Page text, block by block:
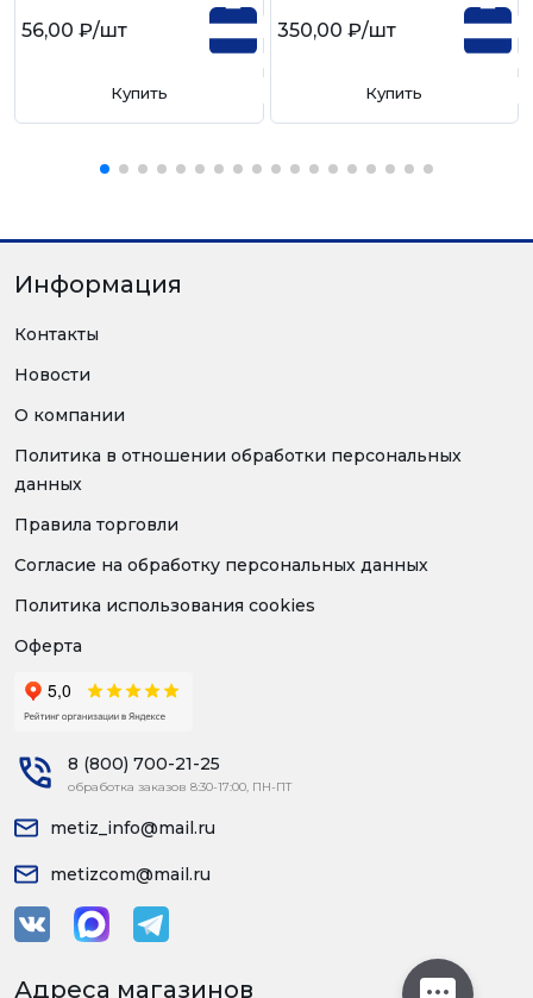
56,00 ₽/шт
Купить
350,00 ₽/шт
Купить
Информация
Контакты
Новости
О компании
Политика в отношении обработки персональных
данных
Правила торговли
Согласие на обработку персональных данных
Политика использования cookies
Оферта
8 (800) 700-21-25
обработка заказов 8:30-17:00, ПН-ПТ
metiz_info@mail.ru
metizcom@mail.ru
Адреса магазинов